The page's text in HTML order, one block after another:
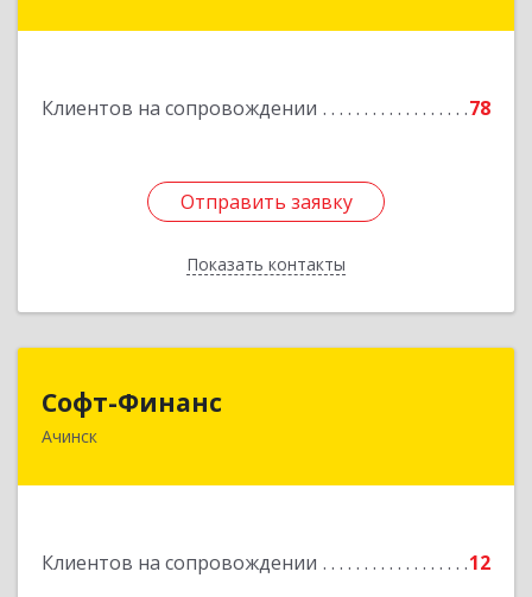
Клиентов на сопровождении 78
Отправить заявку
Показать контакты
Отправить заявку
Назад
Софт-Финанс
Ачинск
Клиентов на сопровождении 12
662150, Красноярский край, Ачинск г, 1-й мкр,